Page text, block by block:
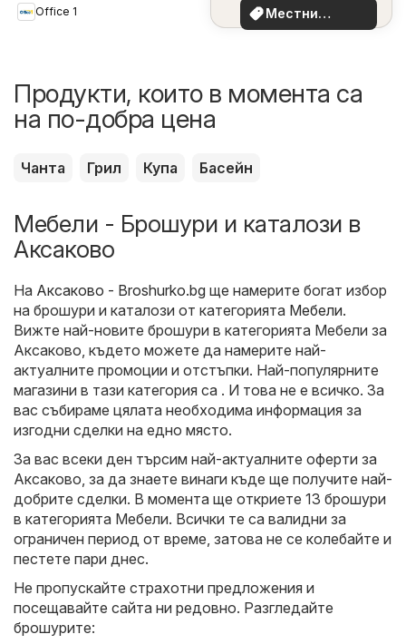
Office 1
Местни
оферти
Продукти, които в момента са
на по-добра цена
Чанта Грил Купа Басейн
Мебели - Брошури и каталози в
Аксаково
На Аксаково - Broshurko.bg ще намерите богат избор
на брошури и каталози от категорията Мебели.
Вижте най-новите брошури в категорията Мебели за
Аксаково, където можете да намерите най-
актуалните промоции и отстъпки. Най-популярните
магазини в тази категория са . И това не е всичко. За
вас събираме цялата необходима информация за
изгодни сделки на едно място.
За вас всеки ден търсим най-актуалните оферти за
Аксаково, за да знаете винаги къде ще получите най-
добрите сделки. В момента ще откриете 13 брошури
в категорията Мебели. Всички те са валидни за
ограничен период от време, затова не се колебайте и
пестете пари днес.
Не пропускайте страхотни предложения и
посещавайте сайта ни редовно. Разгледайте
брошурите: